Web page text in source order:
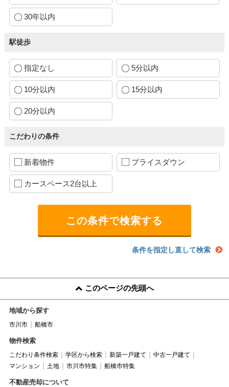
30年以内
駅徒歩
指定なし 5分以内
10分以内 15分以内
20分以内
こだわりの条件
新着物件 プライスダウン
カースペース2台以上
条件を指定し直して検索
このページの先頭へ
地域から探す
市川市 船橋市
物件検索
こだわり条件検索 学区から検索 新築一戸建て
中古一戸建て
マンション
土地 市川市特集 船橋市特集
不動産売却について